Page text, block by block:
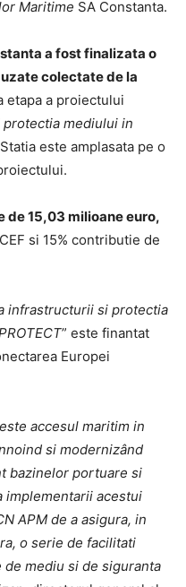
Maritime SA Constanta.
a fost finalizata o
colectate de la
etapa a proiectului
mediului in
Statia este amplasata pe o
de 15,03 milioane euro,
si 15% contributie de
infrastructurii si protectia
” este finantat
Europei
accesul maritim in
si modernizând
bazinelor portuare si
implementarii acestui
APM de a asigura, in
o serie de facilitati
mediu si de siguranta